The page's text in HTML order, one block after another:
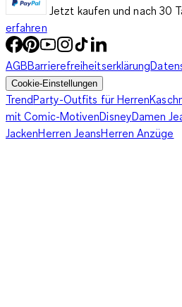
Jetzt kaufen und nach 30
erfahren
AGBBarrierefreiheitserklärung
Cookie-Einstellungen
TrendParty-Outfits für Herren
mit Comic-MotivenDisneyDamen
JackenHerren JeansHerren Anzüge